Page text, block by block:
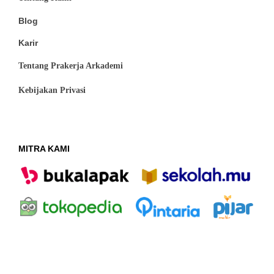
Blog
Karir
Tentang Prakerja Arkademi
Kebijakan Privasi
MITRA KAMI